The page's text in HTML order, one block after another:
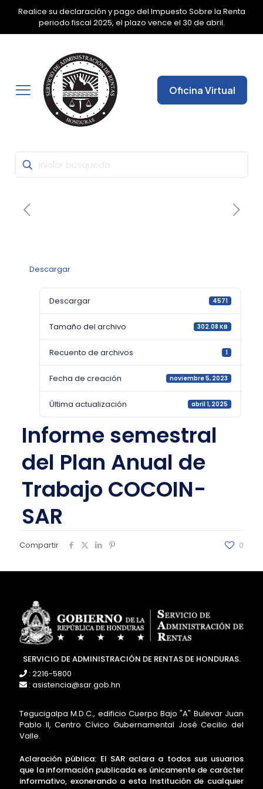
Realice su declaración y pago del Impuesto Sobre la Renta
periodo fiscal 2025, el plazo vence el 30 de abril.
✕
Oficina Virtual
Descargar
Descargar 4571
Tamaño del archivo 302.08 KB
Recuento de archivos 1
Fecha de creación noviembre 5, 2023
Última actualización abril 1, 2025
Informe semestral
del Plan Anual de
Trabajo COCOIN-
SAR
Compartir 0
SERVICIO DE ADMINISTRACIÓN DE RENTAS DE HONDURAS.
: 2216-5800
: asistencia@sar.gob.hn
Tegucigalpa M.D.C., edificio Cuerpo Bajo "A" Bulevar Juan
Pablo II, Centro Cívico Gubernamental José Cecilio del
Valle.
Aclaración pública: El SAR aclara a todos sus usuarios
que la información publicada es únicamente de carácter
informativo, exonerando a esta Institución de cualquier